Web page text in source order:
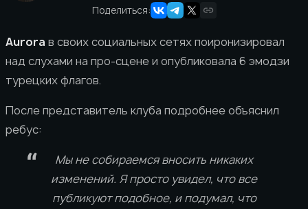
Поделиться:
Aurora в своих социальных сетях поиронизировал
над слухами на про-сцене и опубликовала 6 эмодзи
турецких флагов.
После представитель клуба подробнее объяснил
ребус:
Мы не собираемся вносить никаких
изменений. Я просто увидел, что все
публикуют подобное, и подумал, что